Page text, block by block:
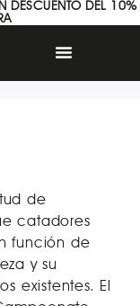
DESCUENTO DEL 10%
de
catadores
función de
y su
existentes. El